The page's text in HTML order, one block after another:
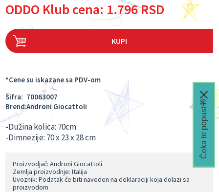
ODDO Klub cena: 1.796 RSD
KUPI
*Cene su iskazane sa PDV-om
Šifra: 70063007
Brend:Androni Giocattoli
-Dužina kolica: 70cm
-Dimnezije: 70 x 23 x 28 cm
Proizvodjač: Androni Giocattoli
Zemlja proizvodnje: Italija
Uvoznik: Podatak će biti naveden na deklaraciji koja dolazi sa
proizvodom
Čeka te popust🎁